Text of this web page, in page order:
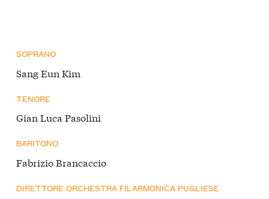
SOPRANO
Sang Eun Kim
TENORE
Gian Luca Pasolini
BARITONO
Fabrizio Brancaccio
DIRETTORE ORCHESTRA FILARMONICA PUGLIESE